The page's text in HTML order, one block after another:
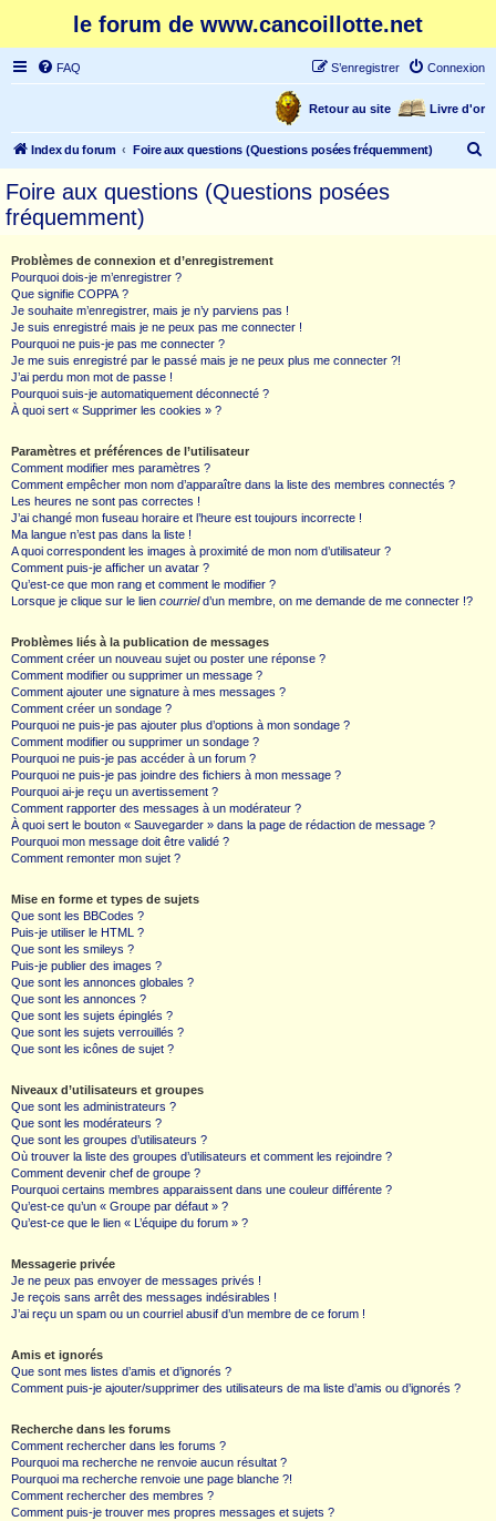
le forum de www.cancoillotte.net
FAQ Connexion
S’enregistrer
Livre d'or
Retour au site
Index du forum Foire aux questions (Questions posées fréquemment)
Foire aux questions (Questions posées
fréquemment)
Problèmes de connexion et d’enregistrement
Pourquoi dois-je m’enregistrer ?
Que signifie COPPA ?
Je souhaite m’enregistrer, mais je n’y parviens pas !
Je suis enregistré mais je ne peux pas me connecter !
Pourquoi ne puis-je pas me connecter ?
Je me suis enregistré par le passé mais je ne peux plus me connecter ?!
J’ai perdu mon mot de passe !
Pourquoi suis-je automatiquement déconnecté ?
À quoi sert « Supprimer les cookies » ?
Paramètres et préférences de l’utilisateur
Comment modifier mes paramètres ?
Comment empêcher mon nom d’apparaître dans la liste des membres connectés ?
Les heures ne sont pas correctes !
J’ai changé mon fuseau horaire et l’heure est toujours incorrecte !
Ma langue n’est pas dans la liste !
A quoi correspondent les images à proximité de mon nom d’utilisateur ?
Comment puis-je afficher un avatar ?
Qu’est-ce que mon rang et comment le modifier ?
Lorsque je clique sur le lien courrield’un membre, on me demande de me connecter !?
Problèmes liés à la publication de messages
Comment créer un nouveau sujet ou poster une réponse ?
Comment modifier ou supprimer un message ?
Comment ajouter une signature à mes messages ?
Comment créer un sondage ?
Pourquoi ne puis-je pas ajouter plus d’options à mon sondage ?
Comment modifier ou supprimer un sondage ?
Pourquoi ne puis-je pas accéder à un forum ?
Pourquoi ne puis-je pas joindre des fichiers à mon message ?
Pourquoi ai-je reçu un avertissement ?
Comment rapporter des messages à un modérateur ?
À quoi sert le bouton « Sauvegarder » dans la page de rédaction de message ?
Pourquoi mon message doit être validé ?
Comment remonter mon sujet ?
Mise en forme et types de sujets
Que sont les BBCodes ?
Puis-je utiliser le HTML ?
Que sont les smileys ?
Puis-je publier des images ?
Que sont les annonces globales ?
Que sont les annonces ?
Que sont les sujets épinglés ?
Que sont les sujets verrouillés ?
Que sont les icônes de sujet ?
Niveaux d’utilisateurs et groupes
Que sont les administrateurs ?
Que sont les modérateurs ?
Que sont les groupes d’utilisateurs ?
Où trouver la liste des groupes d’utilisateurs et comment les rejoindre ?
Comment devenir chef de groupe ?
Pourquoi certains membres apparaissent dans une couleur différente ?
Qu’est-ce qu’un « Groupe par défaut » ?
Qu’est-ce que le lien « L’équipe du forum » ?
Messagerie privée
Je ne peux pas envoyer de messages privés !
Je reçois sans arrêt des messages indésirables !
J’ai reçu un spam ou un courriel abusif d’un membre de ce forum !
Amis et ignorés
Que sont mes listes d’amis et d’ignorés ?
Comment puis-je ajouter/supprimer des utilisateurs de ma liste d’amis ou d’ignorés ?
Recherche dans les forums
Comment rechercher dans les forums ?
Pourquoi ma recherche ne renvoie aucun résultat ?
Pourquoi ma recherche renvoie une page blanche ?!
Comment rechercher des membres ?
Comment puis-je trouver mes propres messages et sujets ?